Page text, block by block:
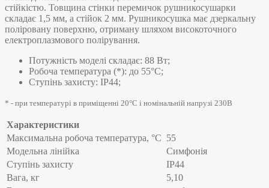
стійкістю. Товщина стінки перемичок рушникосушарки
складає 1,5 мм, а стійок 2 мм. Рушникосушка має дзеркальну
поліровану поверхню, отриману шляхом високоточного
електроплазмового полірування.
Потужність моделі складає: 88 Вт;
Робоча температура (*): до 55°C;
Ступінь захисту: IP44;
* - при температурі в приміщенні 20°С і номінальній напрузі 230В
Характеристики
Максимальна робоча температура, °C 55
Модельна лінійка
Симфонія
Ступінь захисту
IP44
Вага, кг
5,10